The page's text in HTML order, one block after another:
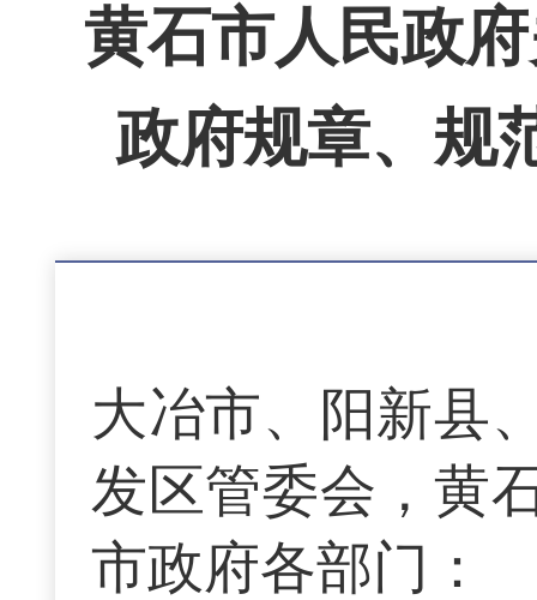
黄石市人民政
政府规章、规
大冶市、阳新县
发区管委会， 黄
市政府各部门：